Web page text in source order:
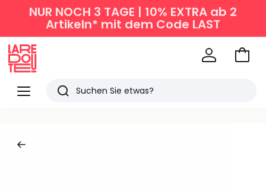
NUR NOCH 3 TAGE | 10% EXTRA ab 2
Artikeln* mit dem Code LAST
Menü
Redoute
Suchen
Zum